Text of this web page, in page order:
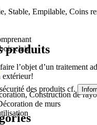
Stable, Empilable, Coins
clair
l’objet d’un traitement
extérieur!
Construction de
de murs
produits
des produits cf.